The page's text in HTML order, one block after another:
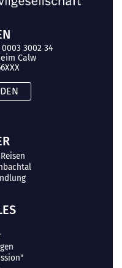
0003 3002 34
Calw